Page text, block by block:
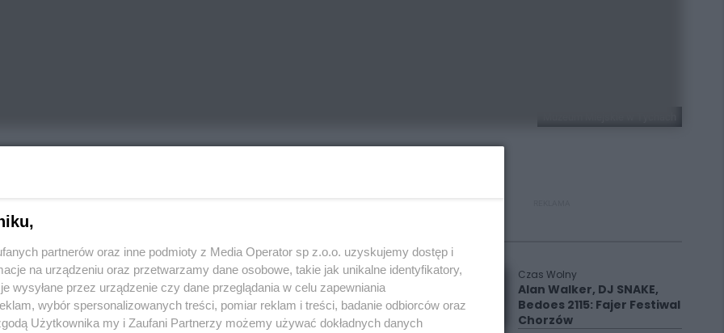
pozwalały od pokoleń hodować rośliny mimo
razy miejscem różnych tematycznych spotkań,
Muzeów. Uczestnicy - wśród których
m.in. na wycieczce po pszczyńskim parku i lasach
przyszedł czas na zapoznawczy piknik.
Czas Wolny
Alan Walker, DJ SNAKE,
Bedoes 2115: Fajer Festiwal
Chorzów
partnerów oraz inne podmioty z Media Operator sp z.o.o. uzyskujemy dostęp i
na urządzeniu oraz przetwarzamy dane osobowe, takie jak unikalne identyfikatory,
wysyłane przez urządzenie czy dane przeglądania w celu zapewniania
wybór spersonalizowanych treści, pomiar reklam i treści, badanie odbiorców oraz
Użytkownika my i Zaufani Partnerzy możemy używać dokładnych danych